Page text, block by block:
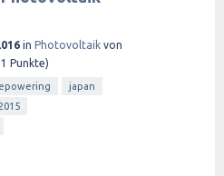
in Photovoltaik von
Punkte)
japan